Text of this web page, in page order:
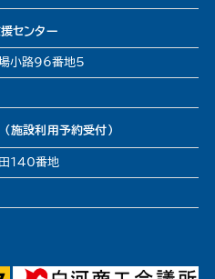
センター
小路96番地5
(施設利用予約受付)
140番地